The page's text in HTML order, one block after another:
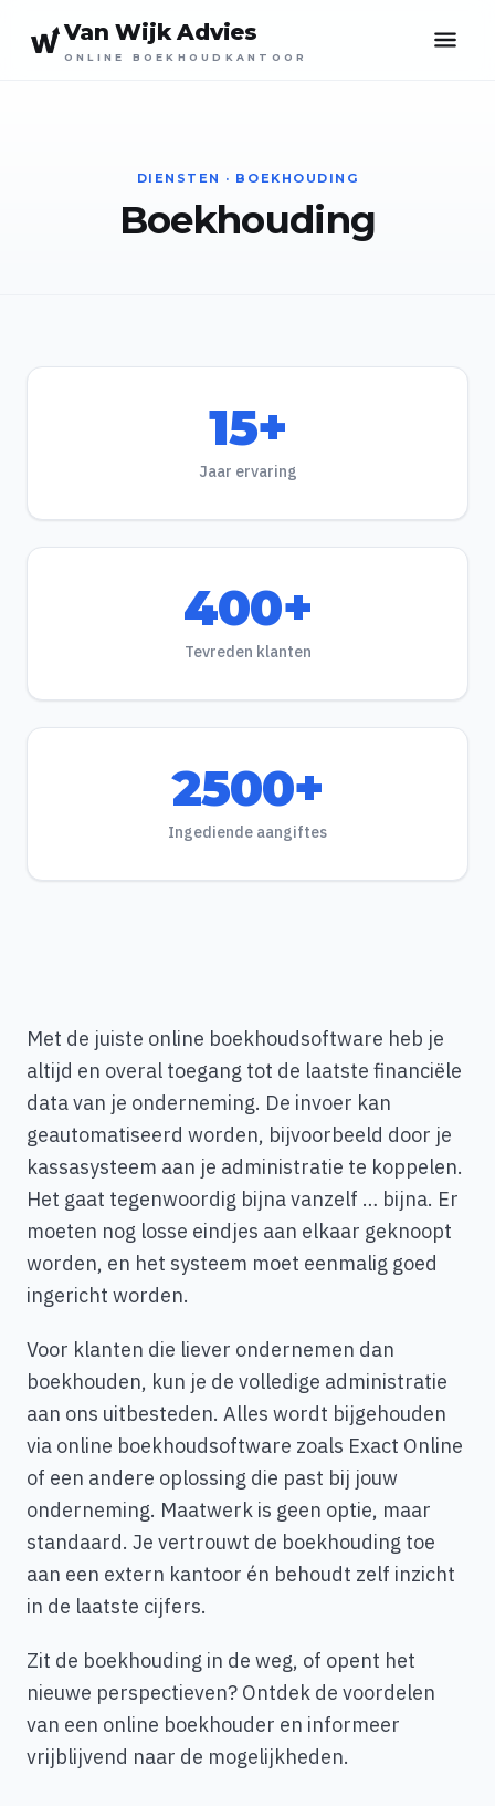
Van Wijk Advies
ONLINE BOEKHOUDKANTOOR
DIENSTEN · BOEKHOUDING
Boekhouding
15+
Jaar ervaring
400+
Tevreden klanten
2500+
Ingediende aangiftes
Met de juiste online boekhoudsoftware heb je
altijd en overal toegang tot de laatste financiële
data van je onderneming. De invoer kan
geautomatiseerd worden, bijvoorbeeld door je
kassasysteem aan je administratie te koppelen.
Het gaat tegenwoordig bijna vanzelf … bijna. Er
moeten nog losse eindjes aan elkaar geknoopt
worden, en het systeem moet eenmalig goed
ingericht worden.
Voor klanten die liever ondernemen dan
boekhouden, kun je de volledige administratie
aan ons uitbesteden. Alles wordt bijgehouden
via online boekhoudsoftware zoals Exact Online
of een andere oplossing die past bij jouw
onderneming. Maatwerk is geen optie, maar
standaard. Je vertrouwt de boekhouding toe
aan een extern kantoor én behoudt zelf inzicht
in de laatste cijfers.
Zit de boekhouding in de weg, of opent het
nieuwe perspectieven? Ontdek de voordelen
van een online boekhouder en informeer
vrijblijvend naar de mogelijkheden.